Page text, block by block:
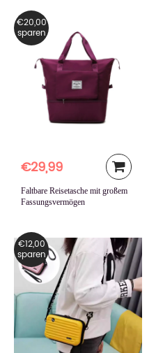
€20,00
sparen
€29,99
Faltbare Reisetasche mit großem
Fassungsvermögen
€12,00
sparen